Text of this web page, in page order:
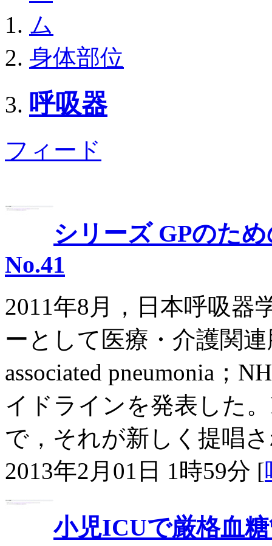
身体部位
呼吸器
フィード
シリーズ GPのた
No.41
2011年8月，日本呼吸器
ーとして医療・介護関連
associated pneumonia；
イドラインを発表した
で，それが新しく提唱
2013年2月01日 1時59分 [
小児ICUで厳格血